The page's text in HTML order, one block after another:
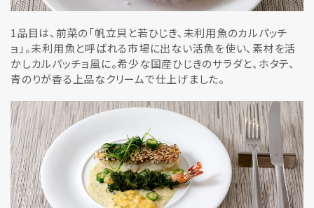
1品目は、前菜の「帆立貝と若ひじき、未利用魚のカルパッチ
ョ」。未利用魚と呼ばれる市場に出ない活魚を使い、素材を活
かしカルパッチョ風に。希少な国産ひじきのサラダと、ホタテ、
青のりが香る上品なクリームで仕上げました。